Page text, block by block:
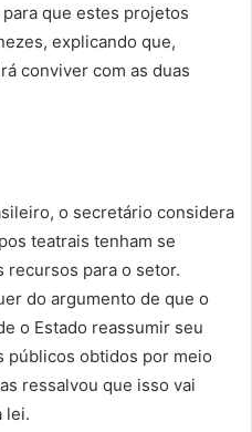
que estes projetos
explicando que,
conviver com as duas
o secretário considera
teatrais tenham se
recursos para o setor.
do argumento de que o
o Estado reassumir seu
públicos obtidos por meio
ressalvou que isso vai
lei.